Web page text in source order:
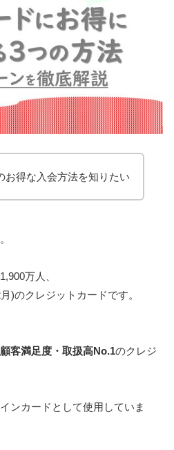
お得な入会方法を知りたい
万人、
)のクレジットカードです。
客満足度・取扱高No.1のクレジ
ンカードとして使用していま